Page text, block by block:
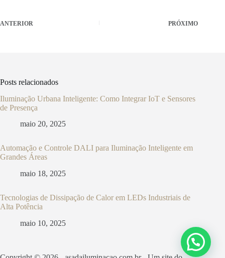
ANTERIOR PRÓXIMO
Posts relacionados
Iluminação Urbana Inteligente: Como Integrar IoT e Sensores
de Presença
maio 20, 2025
Automação e Controle DALI para Iluminação Inteligente em
Grandes Áreas
maio 18, 2025
Tecnologias de Dissipação de Calor em LEDs Industriais de
Alta Potência
maio 10, 2025